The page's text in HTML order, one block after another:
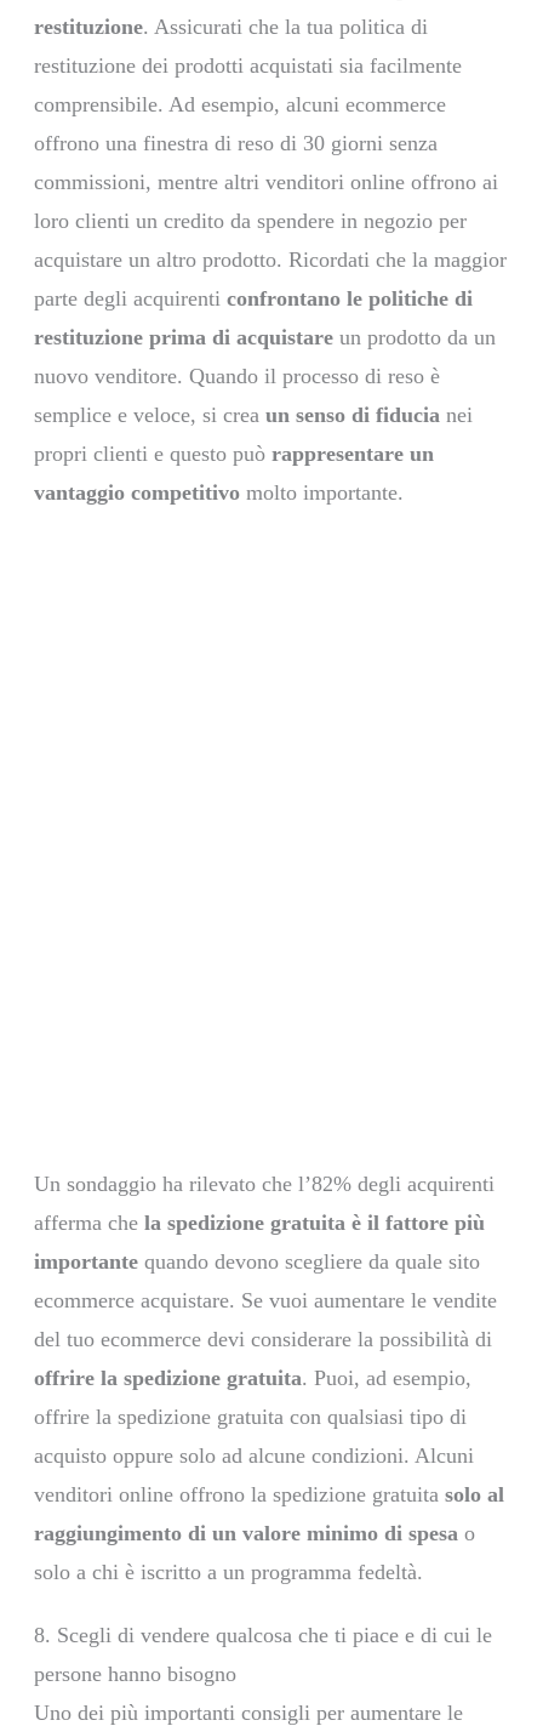
restituzione. Assicurati che la tua politica di
restituzione dei prodotti acquistati sia facilmente
comprensibile. Ad esempio, alcuni ecommerce
offrono una finestra di reso di 30 giorni senza
commissioni, mentre altri venditori online offrono ai
loro clienti un credito da spendere in negozio per
acquistare un altro prodotto. Ricordati che la maggior
parte degli acquirenticonfrontano le politiche di
restituzione prima di acquistare un prodotto da un
nuovo venditore. Quando il processo di reso è
semplice e veloce, si creaun senso di fiducianei
propri clienti e questo puòrappresentare un
vantaggio competitivo molto importante.
Un sondaggio ha rilevato che l’82% degli acquirenti
afferma chela spedizione gratuita è il fattore più
importante quando devono scegliere da quale sito
ecommerce acquistare. Se vuoi aumentare le vendite
del tuo ecommerce devi considerare la possibilità di
offrire la spedizione gratuita. Puoi, ad esempio,
offrire la spedizione gratuita con qualsiasi tipo di
acquisto oppure solo ad alcune condizioni. Alcuni
venditori online offrono la spedizione gratuitasolo al
raggiungimento di un valore minimo di spesa o
solo a chi è iscritto a un programma fedeltà.
8. Scegli di vendere qualcosa che ti piace e di cui le
persone hanno bisogno
Uno dei più importanti consigli per aumentare le